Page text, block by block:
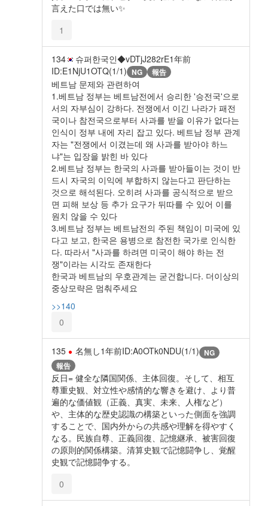
言えた口では無い✨️
1
134 슈퍼한국인◆vDTjJ282rE1年前
ID:E1NjU1OTQ(1/1) NG 報告
베트남 문제와 관련하여
1.베트남 정부는 베트남전에서 승리한 '승전국'으로
서의 자부심이 강하다. 전쟁에서 이긴 나라가 패전
국이나 참전국으로부터 사과를 받을 이유가 없다는
인식이 정부 내에 자리 잡고 있다. 베트남 정부 관계
자는 "전쟁에서 이겼는데 왜 사과를 받아야 하느
냐"는 입장을 밝힌 바 있다
2.베트남 정부는 한국의 사과를 받아들이는 것이 반
드시 자국의 이익에 부합하지 않는다고 판단하는
것으로 해석된다. 오히려 사과를 공식적으로 받으
면 피해 보상 등 추가 요구가 뒤따를 수 있어 이를
원치 않을 수 있다
3.베트남 정부는 베트남전의 주된 책임이 미국에 있
다고 보고, 한국은 용병으로 참전한 국가로 인식한
다. 따라서 "사과를 하려면 미국이 해야 하는 전
쟁"이라는 시각도 존재한다
한국과 베트남의 우호관계는 굳건합니다. 더이상의
중상모략은 멈춰주세요
>>140
0
135 名無し1年前ID:A0OTk0NDU(1/1) NG
報告
反日= 健全な隣国関係、主体回復。そして、相互
尊重史観、対立性や感情的な響きを避け、より普
遍的な価値観（正義、真実、未来、人権など）
や、主体的な歴史認識の構築といった側面を強調
することで、国内外からの共感や理解を得やすく
なる。民族自尊、正義回復、記憶継承、被害回復
の原則的関係構築。清算史観で記憶闘争し、覚醒
史観で記憶闘争する。
0